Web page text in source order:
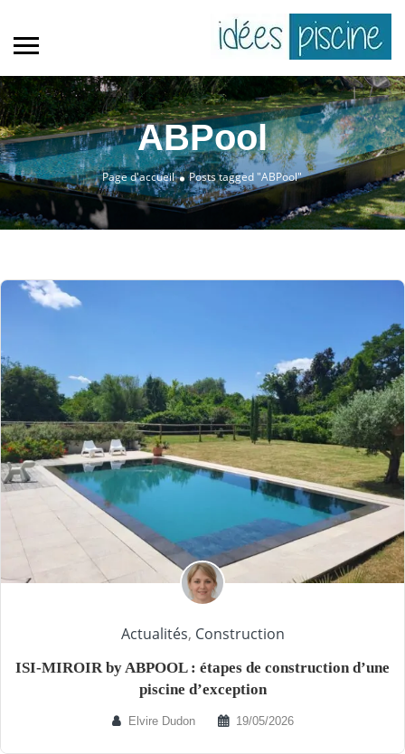
ABPool
Page d'accueil Posts tagged "ABPool"
Actualités, Construction
ISI-MIROIR by ABPOOL : étapes de construction d’une
piscine d’exception
Elvire Dudon 19/05/2026